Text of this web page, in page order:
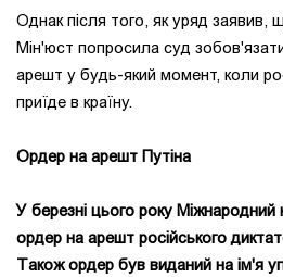
Однак після того, як уряд заявив,
Мін'юст попросила суд
арешт у будь-який момент, коли
приїде в країну.
Ордер на арешт Путіна
У березні цього року Міжнародний
ордер на арешт російського
Також ордер був виданий на ім'я